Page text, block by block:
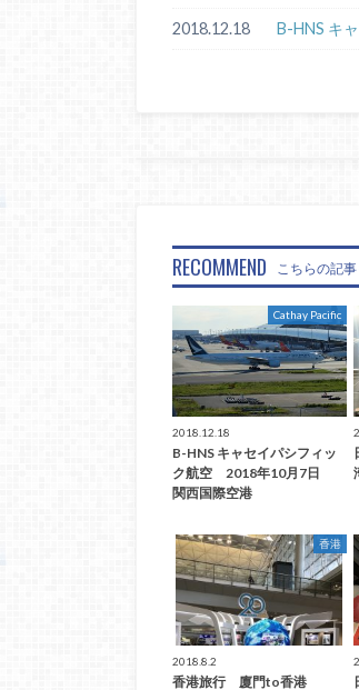
2018.12.18 B-HNS キ
RECOMMEND こちらの記事
Cathay Pacific
2018.12.18
B-HNS キャセイパシフィッ
ク航空 2018年10月7日
関西国際空港
香港
2018.8.2
香港旅行 廈門to香港